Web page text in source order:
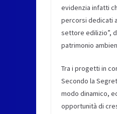
evidenzia infatti
percorsi dedicati
settore edilizio”,
patrimonio
Tra i progetti in
Secondo la
modo dinamico,
opportunità di